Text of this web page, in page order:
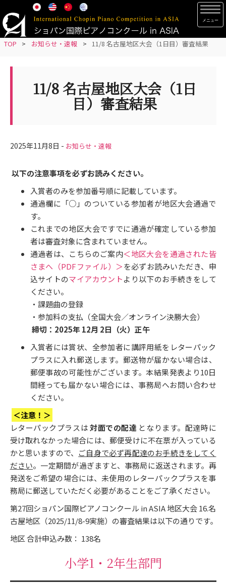
k
pTOP > お知らせ・速報 > 11/8 名古屋地区大会（1日目）審査結果
11/8 名古屋地区大会（1日
目）審査結果
2025年11月8日 - お知らせ・速報
以下の注意事項を必ずお読みください。
入賞者のみを参加番号順に記載しています。
通過欄に「○」のついている参加者が地区大会通過で
す。
これまでの地区大会ですでに通過が確定している参加
者は審査対象に含まれていません。
通過者は、こちらのご案内＜地区大会を通過された皆
さまへ（PDFファイル）＞を必ずお読みいただき、申
込サイトのマイアカウントより以下のお手続きをして
ください。
・課題曲の登録
・参加料の支払（全国大会／オンライン決勝大会）
締切：2025年 12月 2日（火）正午
入賞者には賞状、全参加者に講評用紙をレターパック
プラスに入れ郵送します。郵送物が届かない場合は、
郵便事故の可能性がございます。本結果発表より10日
間経っても届かない場合には、事務局へお問い合わせ
ください。
＜注意！＞
レターパックプラスは対面での配達 となります。配達時に
受け取れなかった場合には、郵便受けに不在票が入っている
かと思いますので、 ご自身で必ず再配達のお手続きをしてく
ださい。一定期間が過ぎますと、事務局に返送されます。再
発送をご希望の場合には、未使用のレターパックプラスを事
務局に郵送していただく必要があることをご了承ください。
第27回ショパン国際ピアノコンクール in ASIA 地区大会 16.名
古屋地区（2025/11/8-9実施）の審査結果は以下の通りです｡
地区 合計申込み数： 138名
小学1・2年生部門